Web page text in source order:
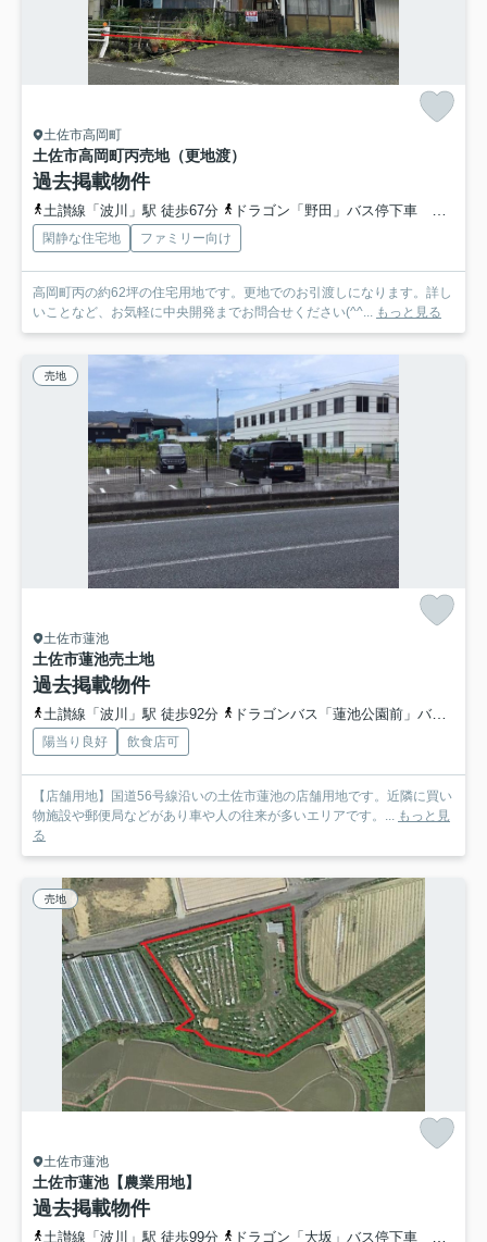
土佐市高岡町
土佐市高岡町丙売地（更地渡）
過去掲載物件
土讃線「波川」駅 徒歩67分 ドラゴン「野田」バス停下車 徒歩4分
閑静な住宅地 ファミリー向け
高岡町丙の約62坪の住宅用地です。更地でのお引渡しになります。詳し
いことなど、お気軽に中央開発までお問合せください(^^...
もっと見る
売地
土佐市蓮池
土佐市蓮池売土地
過去掲載物件
土讃線「波川」駅 徒歩92分 ドラゴンバス「蓮池公園前」バス停下車 徒歩3分
陽当り良好 飲食店可
【店舗用地】国道56号線沿いの土佐市蓮池の店舗用地です。近隣に買い
物施設や郵便局などがあり車や人の往来が多いエリアです。...
もっと見
る
売地
土佐市蓮池
土佐市蓮池 【農業用地】
過去掲載物件
土讃線「波川」駅 徒歩99分 ドラゴン「大坂」バス停下車 徒歩13分